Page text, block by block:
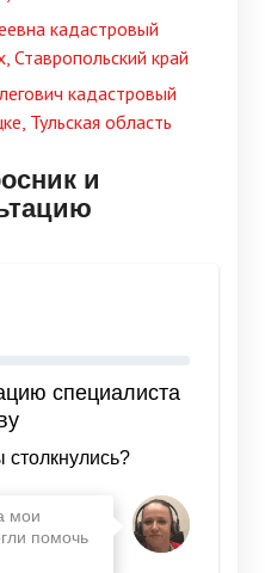
кадастровый
Ставропольский край
кадастровый
Тульская область
и